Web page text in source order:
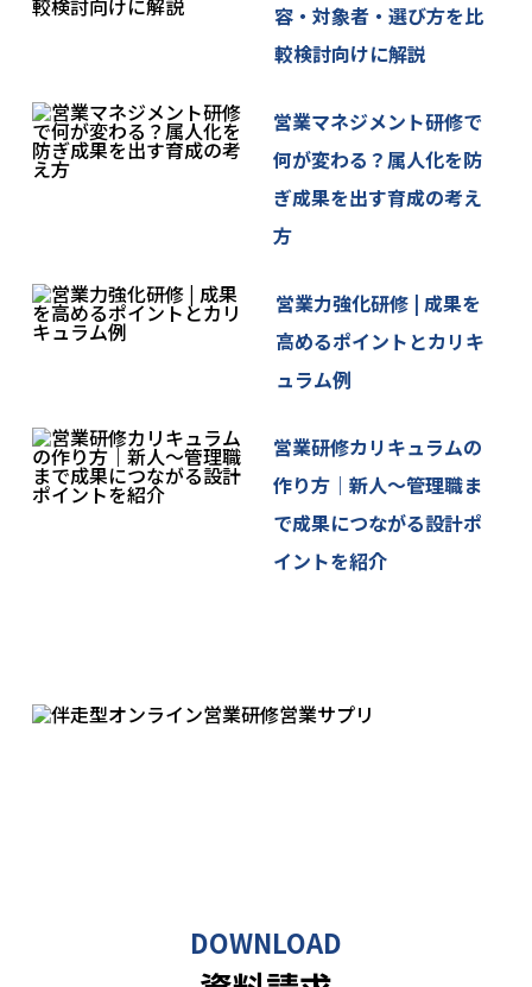
容・対象者・選び方を比
較検討向けに解説
営業マネジメント研修で
何が変わる？属人化を防
ぎ成果を出す育成の考え
方
営業力強化研修 | 成果を
高めるポイントとカリキ
ュラム例
営業研修カリキュラムの
作り方｜新人〜管理職ま
で成果につながる設計ポ
イントを紹介
DOWNLOAD